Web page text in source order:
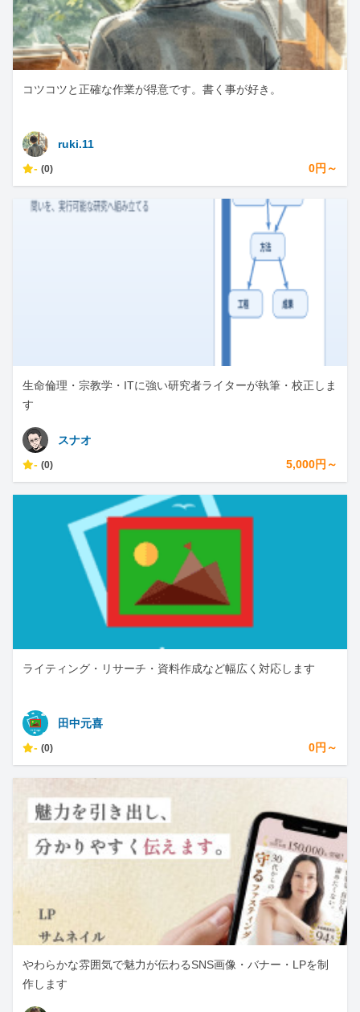
コツコツと正確な作業が得意です。書く事が好き。
ruki.11
- (0) 0円～
生命倫理・宗教学・ITに強い研究者ライターが執筆・校正しま
す
スナオ
- (0) 5,000円～
ライティング・リサーチ・資料作成など幅広く対応します
田中元喜
- (0) 0円～
やわらかな雰囲気で魅力が伝わるSNS画像・バナー・LPを制
作します